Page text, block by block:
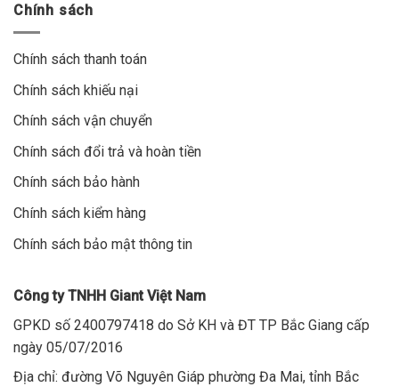
Chính sách
Chính sách thanh toán
Chính sách khiếu nại
Chính sách vận chuyển
Chính sách đổi trả và hoàn tiền
Chính sách bảo hành
Chính sách kiểm hàng
Chính sách bảo mật thông tin
Công ty TNHH Giant Việt Nam
GPKD số 2400797418 do Sở KH và ĐT TP Bắc Giang cấp
ngày 05/07/2016
Địa chỉ: đường Võ Nguyên Giáp phường Đa Mai, tỉnh Bắc